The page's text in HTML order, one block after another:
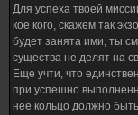
Для успеха твоей
кое кого, скажем так
будет занята ими, ты
существа не делят на
Еще учти, что
при успешно
неё кольцо должно